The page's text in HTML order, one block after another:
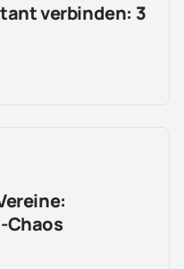
verbinden: 3
Chaos